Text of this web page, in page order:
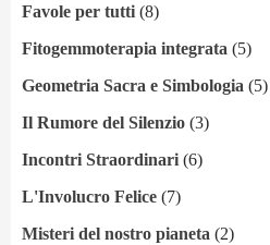
Favole per tutti (8)
Fitogemmoterapia integrata (5)
Geometria Sacra e Simbologia (5)
Il Rumore del Silenzio (3)
Incontri Straordinari (6)
L'Involucro Felice (7)
Misteri del nostro pianeta (2)